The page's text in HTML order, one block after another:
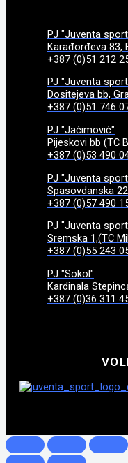
PJ "Juventa
Karađorđeva 83,
+387 (0)51 212
PJ "Juventa
Dositejeva bb,
+387 (0)51 746
PJ "Jaćimović"
Pijeskovi bb (TC
+387 (0)53 490
PJ "Juventa
Spasovdanska
+387 (0)57 490
PJ "Juventa
Sremska 1,(TC
+387 (0)55 243
PJ "Sokol"
Kardinala
+387 (0)36 311